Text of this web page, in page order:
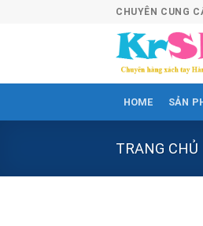
CHUYÊN CUNG
HOME SẢN
TRANG CHỦ